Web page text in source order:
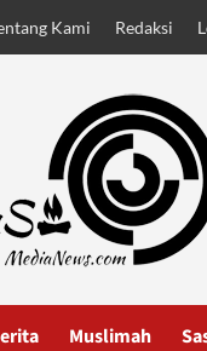
Kami Redaksi
Muslimah